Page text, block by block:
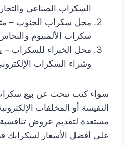
السكراب الصناعي
محل سكراب الجنوب –
سكراب الألمنيوم
محل الخبراء للسكراب –
وشراء السكراب
سواء كنت تبحث عن بيع
النفيسة أو المخلفات
مستعدة لتقديم عروض
على أفضل الأسعار لسكرابك